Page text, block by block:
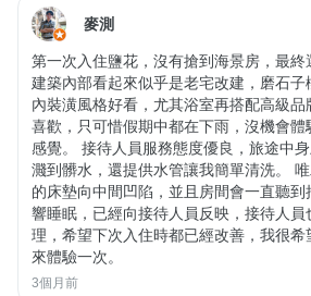
麥測
第一次入住鹽花，沒有搶到海景房，最終
建築內部看起來似乎是老宅改建，磨石子
內裝潢風格好看，尤其浴室再搭配高級品
喜歡，只可惜假期中都在下雨，沒機會體
感覺。 接待人員服務態度優良，旅途中
濺到髒水，還提供水管讓我簡單清洗。
的床墊向中間凹陷，並且房間會一直聽
響睡眠，已經向接待人員反映，接待人員
理，希望下次入住時都已經改善，我很
來體驗一次。
3個月前